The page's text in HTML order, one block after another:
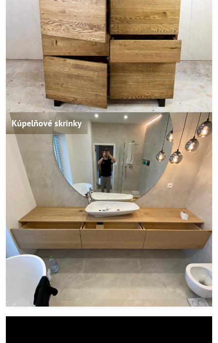
Kúpelňové skrinky